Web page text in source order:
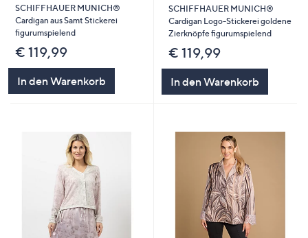
diese
anzuzeigen.
SCHIFFHAUER MUNICH®
Cardigan aus Samt Stickerei
figurumspielend
€ 119,99
In den Warenkorb
SCHIFFHAUER MUNICH®
Cardigan Logo-Stickerei goldene
Zierknöpfe figurumspielend
€ 119,99
In den Warenkorb